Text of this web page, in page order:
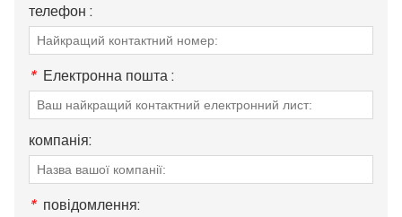
телефон :
* Електронна пошта :
компанія:
* повідомлення: